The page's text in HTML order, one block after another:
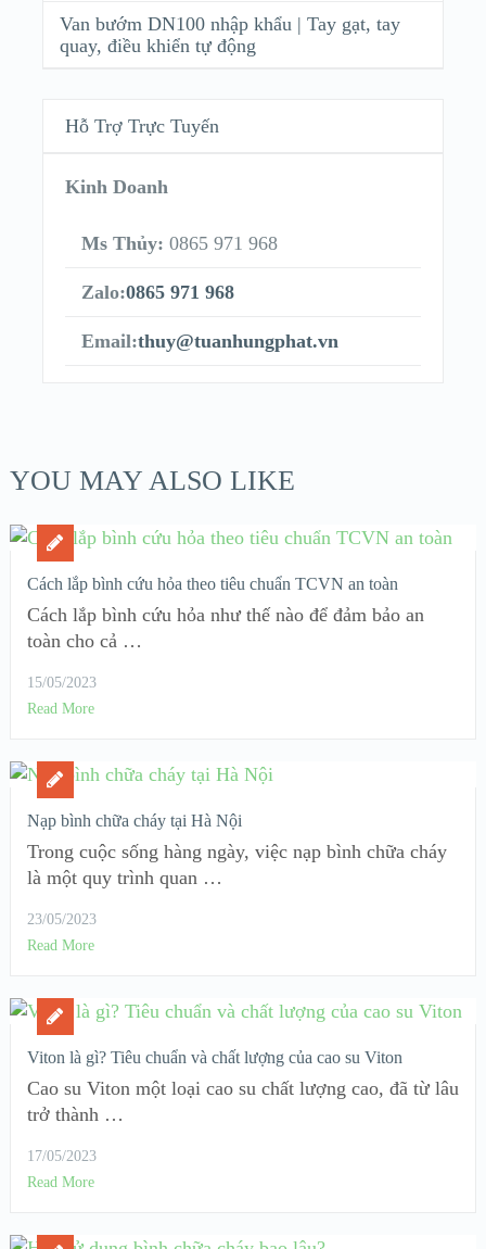
Van bướm DN100 nhập khẩu | Tay gạt, tay
quay, điều khiển tự động
Hỗ Trợ Trực Tuyến
Kinh Doanh
Ms Thủy: 0865 971 968
Zalo:0865 971 968
Email:thuy@tuanhungphat.vn
YOU MAY ALSO LIKE
Cách lắp bình cứu hỏa theo tiêu chuẩn TCVN an toàn
Cách lắp bình cứu hỏa như thế nào để đảm bảo an
toàn cho cả …
15/05/2023
Read More
Nạp bình chữa cháy tại Hà Nội
Trong cuộc sống hàng ngày, việc nạp bình chữa cháy
là một quy trình quan …
23/05/2023
Read More
Viton là gì? Tiêu chuẩn và chất lượng của cao su Viton
Cao su Viton một loại cao su chất lượng cao, đã từ lâu
trở thành …
17/05/2023
Read More